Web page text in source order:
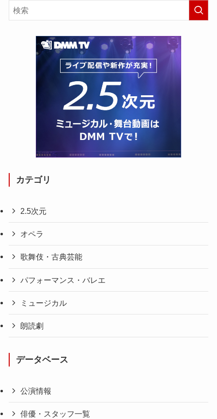
カテゴリ
2.5次元
オペラ
歌舞伎・古典芸能
パフォーマンス・バレエ
ミュージカル
朗読劇
データベース
公演情報
俳優・スタッフ一覧